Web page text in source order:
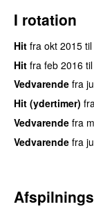
I rotation
Hit fra okt 2015 til
Hit fra feb 2016 til
Vedvarende fra
Hit (ydertimer)
Vedvarende fra
Vedvarende fra